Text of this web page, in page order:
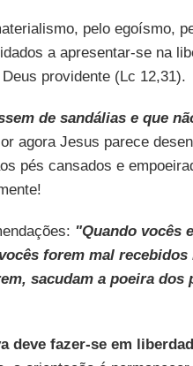
pelo egoísmo,
a apresentar-se na
providente (Lc 12,31).
de sandálias e que
agora Jesus parece
pés cansados e
"Quando vocês
forem mal
sacudam a poeira
deve fazer-se em